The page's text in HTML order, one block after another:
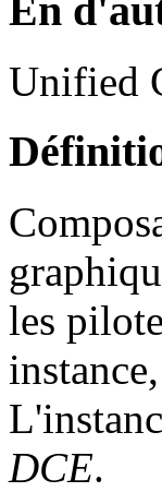
En
Unified
les
DCE.